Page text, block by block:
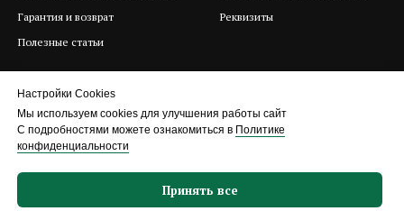
Настройки Cookies
Мы используем cookies для улучшения работы сайт
С подробностями можете ознакомиться в Политике
конфиденциальности
Принять все
Гарантия и возврат
Полезные статьи
Реквизиты